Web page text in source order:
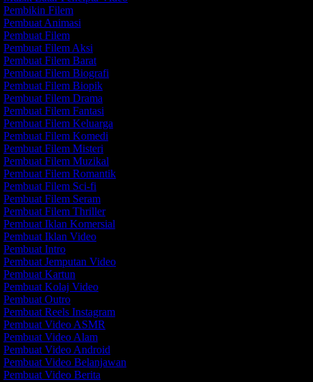
Pembikin Filem
Pembuat Animasi
Pembuat Filem
Pembuat Filem Aksi
Pembuat Filem Barat
Pembuat Filem Biografi
Pembuat Filem Biopik
Pembuat Filem Drama
Pembuat Filem Fantasi
Pembuat Filem Keluarga
Pembuat Filem Komedi
Pembuat Filem Misteri
Pembuat Filem Muzikal
Pembuat Filem Romantik
Pembuat Filem Sci-fi
Pembuat Filem Seram
Pembuat Filem Thriller
Pembuat Iklan Komersial
Pembuat Iklan Video
Pembuat Intro
Pembuat Jemputan Video
Pembuat Kartun
Pembuat Kolaj Video
Pembuat Outro
Pembuat Reels Instagram
Pembuat Video ASMR
Pembuat Video Alam
Pembuat Video Android
Pembuat Video Belanjawan
Pembuat Video Berita